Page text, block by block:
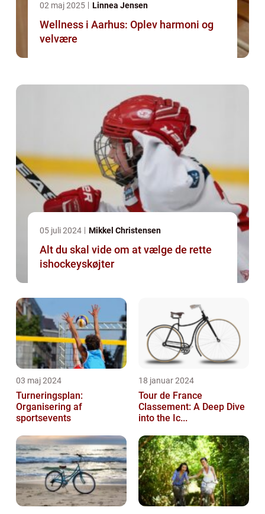
02 maj 2025 Linnea Jensen
Wellness i Aarhus: Oplev harmoni og
velvære
05 juli 2024 Mikkel Christensen
Alt du skal vide om at vælge de rette
ishockeyskøjter
03 maj 2024
Turneringsplan:
Organisering af
sportsevents
18 januar 2024
Tour de France
Classement: A Deep Dive
into the Ic...